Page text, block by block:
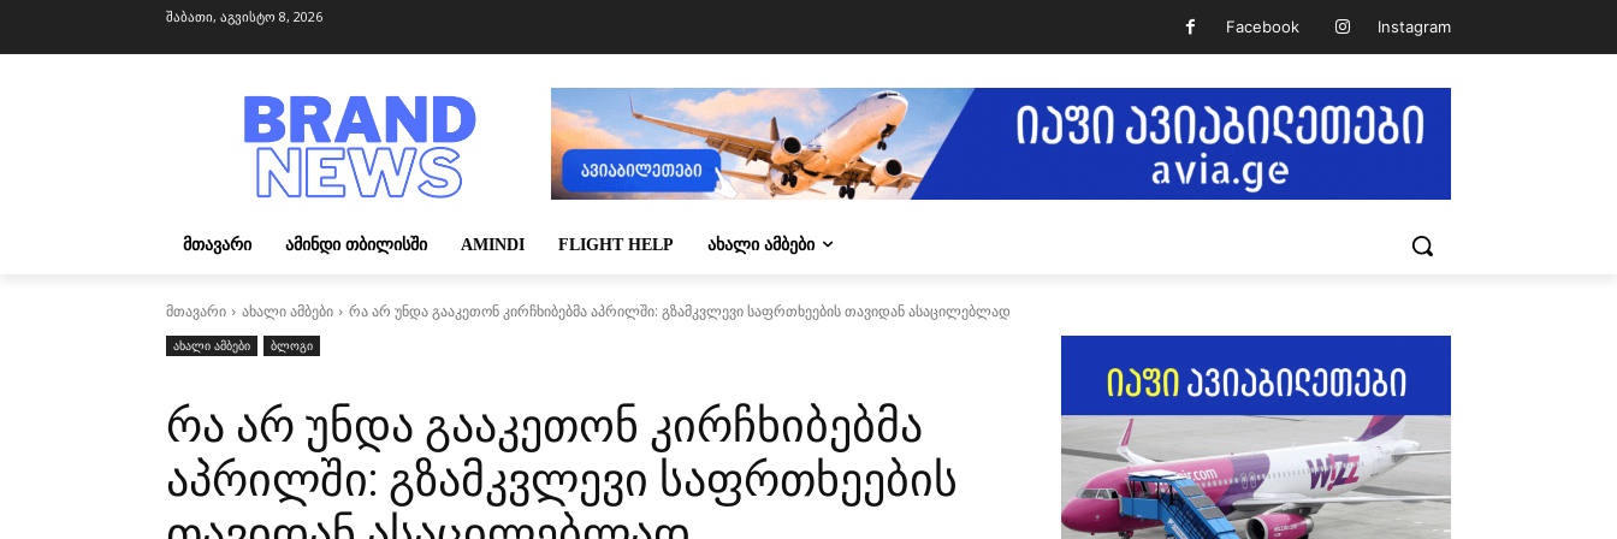
Facebook Instagram
შაბათი, აგვისტო 8, 2026
ᲛᲗᲐᲕᲐᲠᲘ ᲐᲛᲘᲜᲓᲘ ᲗᲑᲘᲚᲘᲡᲨᲘ AMINDI FLIGHT HELP ᲐᲮᲐᲚᲘ ᲐᲛᲑᲔᲑᲘ
მთავარი ახალი ამბები რა არ უნდა გააკეთონ კირჩხიბებმა აპრილში: გზამკვლევი საფრთხეების თავიდან ასაცილებლად
ახალი ამბები ბლოგი
რა არ უნდა გააკეთონ კირჩხიბებმა
აპრილში: გზამკვლევი საფრთხეების